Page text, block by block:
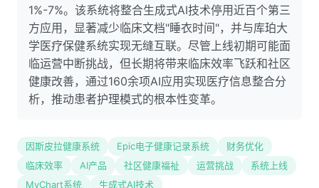
1%-7%。该系统将整合生成式AI技术停用近百个第三
方应用，显著减少临床文档"睡衣时间"，并与库珀大
学医疗保健系统实现无缝互联。尽管上线初期可能面
临运营中断挑战，但长期将带来临床效率飞跃和社区
健康改善，通过160余项AI应用实现医疗信息整合分
析，推动患者护理模式的根本性变革。
因斯皮拉健康系统 Epic电子健康记录系统
财务优化
临床效率
AI产品 社区健康福祉 运营挑战
系统上线
MyChart系统
生成式AI技术